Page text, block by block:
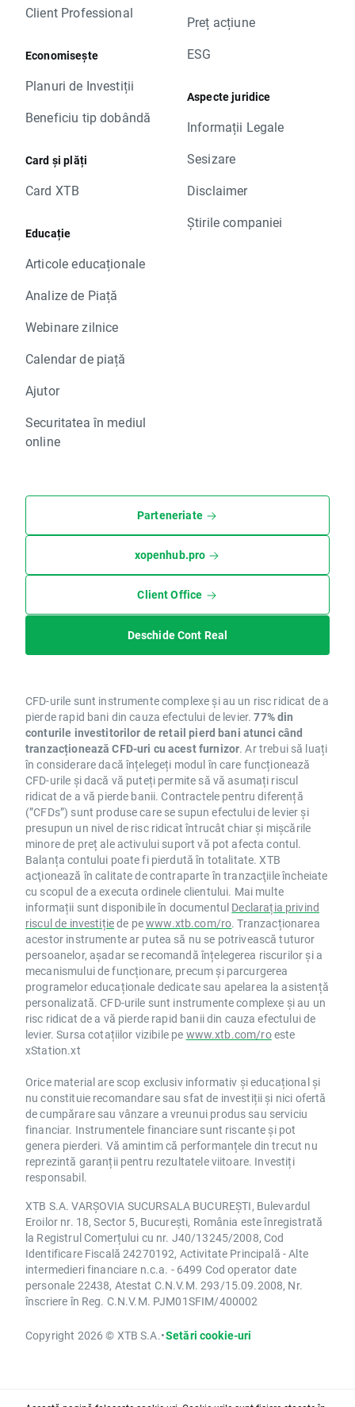
Client Professional
Economisește
Planuri de Investiții
Beneficiu tip dobândă
Card și plăți
Card XTB
Educație
Articole educaționale
Analize de Piață
Webinare zilnice
Calendar de piață
Ajutor
Securitatea în mediul
online
Preț acțiune
ESG
Aspecte juridice
Informații Legale
Sesizare
Disclaimer
Știrile companiei
Parteneriate
xopenhub.pro
Client Office
Deschide Cont Real
CFD-urile sunt instrumente complexe și au un risc ridicat de a
pierde rapid bani din cauza efectului de levier.77% din
conturile investitorilor de retail pierd bani atunci când
tranzacționează CFD-uri cu acest furnizor. Ar trebui să luați
în considerare dacă înțelegeți modul în care funcționează
CFD-urile și dacă vă puteți permite să vă asumați riscul
ridicat de a vă pierde banii. Contractele pentru diferență
(”CFDs”) sunt produse care se supun efectului de levier și
presupun un nivel de risc ridicat întrucât chiar și mișcările
minore de preț ale activului suport vă pot afecta contul.
Balanța contului poate fi pierdută în totalitate. XTB
acţionează în calitate de contraparte în tranzacţiile încheiate
cu scopul de a executa ordinele clientului. Mai multe
informații sunt disponibile în documentul Declarația privind
riscul de investițiede pewww.xtb.com/ro. Tranzacționarea
acestor instrumente ar putea să nu se potrivească tuturor
persoanelor, așadar se recomandă înțelegerea riscurilor și a
mecanismului de funcționare, precum și parcurgerea
programelor educaționale dedicate sau apelarea la asistență
personalizată. CFD-urile sunt instrumente complexe și au un
risc ridicat de a vă pierde rapid banii din cauza efectului de
levier. Sursa cotațiilor vizibile pe www.xtb.com/roeste
xStation.xt
Orice material are scop exclusiv informativ și educațional și
nu constituie recomandare sau sfat de investiții și nici ofertă
de cumpărare sau vânzare a vreunui produs sau serviciu
financiar. Instrumentele financiare sunt riscante și pot
genera pierderi. Vă amintim că performanțele din trecut nu
reprezintă garanții pentru rezultatele viitoare. Investiți
responsabil.
XTB S.A. VARȘOVIA SUCURSALA BUCUREȘTI, Bulevardul
Eroilor nr. 18, Sector 5, București, România este înregistrată
la Registrul Comerțului cu nr. J40/13245/2008, Cod
Identificare Fiscală 24270192, Activitate Principală - Alte
intermedieri financiare n.c.a. - 6499 Cod operator date
personale 22438, Atestat C.N.V.M. 293/15.09.2008, Nr.
înscriere în Reg. C.N.V.M. PJM01SFIM/400002
Copyright 2026 © XTB S.A.•Setări cookie-uri